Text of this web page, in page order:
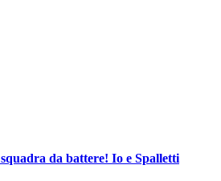
da battere! Io e Spalletti